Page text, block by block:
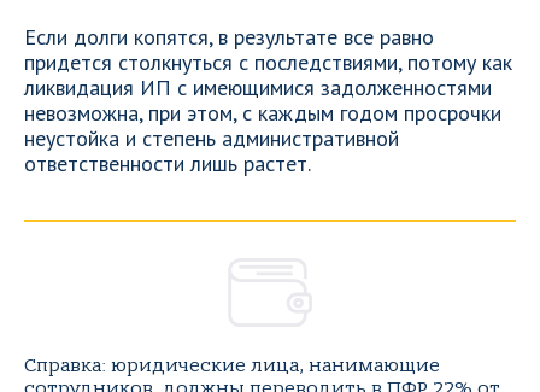
Если долги копятся, в результате все равно
придется столкнуться с последствиями, потому как
ликвидация ИП с имеющимися задолженностями
невозможна, при этом, с каждым годом просрочки
неустойка и степень административной
ответственности лишь растет.
Справка: юридические лица, нанимающие